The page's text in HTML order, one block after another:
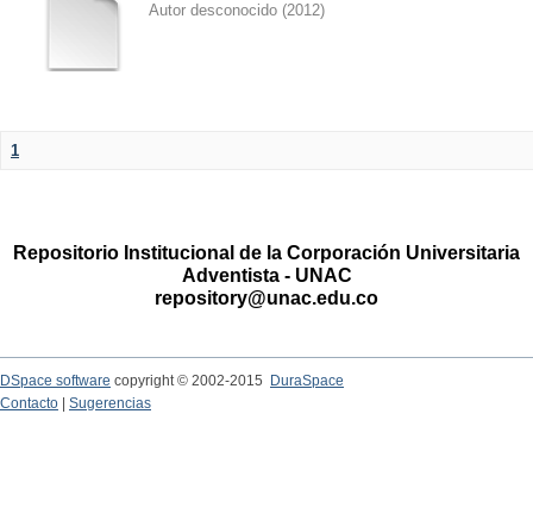
Autor desconocido (2012)
1
Repositorio Institucional de la Corporación Universitaria
Adventista - UNAC
repository@unac.edu.co
DSpace software copyright © 2002-2015
DuraSpace
Contacto
Sugerencias